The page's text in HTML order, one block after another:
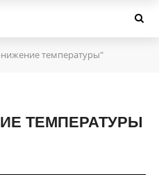
температуры"
ТЕМПЕРАТУРЫ